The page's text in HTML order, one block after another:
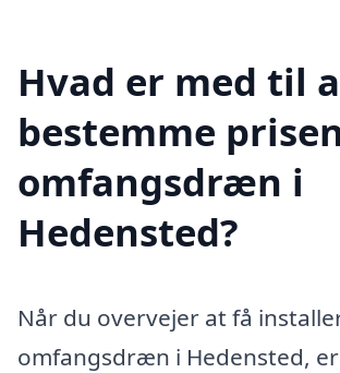
Hvad er med til
bestemme
omfangsdræn i
Hedensted?
Når du overvejer at få
omfangsdræn i Hedensted,